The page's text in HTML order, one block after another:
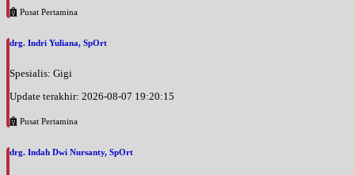
Pusat Pertamina
drg. Indri Yuliana, SpOrt
Spesialis: Gigi
Update terakhir: 2026-08-07 19:20:15
Pusat Pertamina
drg. Indah Dwi Nursanty, SpOrt